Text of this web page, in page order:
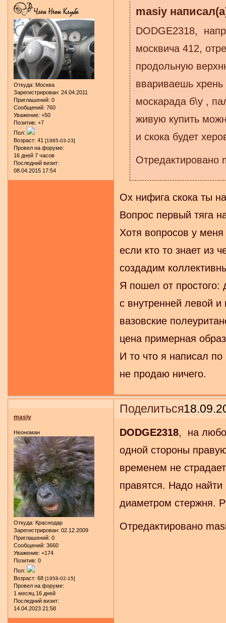
Откуда: Москва
Зарегистрирован: 24.04.2011
Приглашений: 0
Сообщений: 760
Уважение: +50
Позитив: +7
Пол:
Возраст: 41 [1985-03-23]
Провел на форуме:
16 дней 7 часов
Последний визит:
08.04.2015 17:54
masiy
DODGE2318,
москвича 412,
продольную
ввариваешь хрень
москарада б\у ,
живую купить
и скока будет
Отредактировано
Ох нифига скока ты
Вопрос первый тяга
Хотя вопросов у меня
если кто то знает из
создадим
Я пошел от простого:
с внутренней левой
вазовские
цена примерная
И то что я написал
не продаю ничего.
Поделиться
masiy
Неономан
Откуда: Краснодар
Зарегистрирован: 02.12.2009
Приглашений: 0
Сообщений: 3660
Уважение: +174
Позитив: 0
Пол:
Возраст: 68 [1958-02-15]
Провел на форуме:
1 месяц 16 дней
Последний визит:
14.04.2023 21:58
DODGE2318, на
одной стороны
временем не
правятся. Надо
диаметром стержня.
Отредактировано